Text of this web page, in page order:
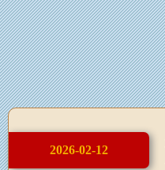
2026-02-12